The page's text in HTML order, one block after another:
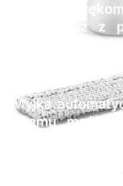
brudnymi
wodą oraz z
szczególnie
przyprawić o
Myjka
czemu
pracy a efekt